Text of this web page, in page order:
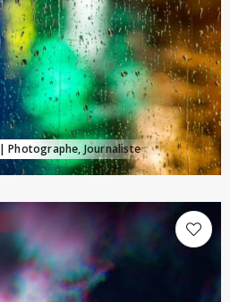
| Photographe, Journaliste